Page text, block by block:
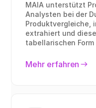
MAIA unterstützt
Analysten bei der
Produktvergleiche,
extrahiert und
tabellarischen
Mehr erfahren